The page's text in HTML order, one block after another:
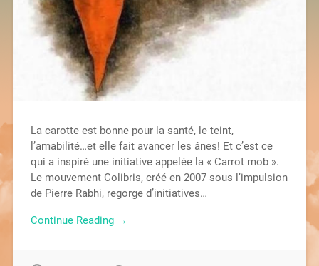
La carotte est bonne pour la santé, le teint,
l’amabilité…et elle fait avancer les ânes! Et c’est ce
qui a inspiré une initiative appelée la « Carrot mob ».
Le mouvement Colibris, créé en 2007 sous l’impulsion
de Pierre Rabhi, regorge d’initiatives…
Continue Reading →